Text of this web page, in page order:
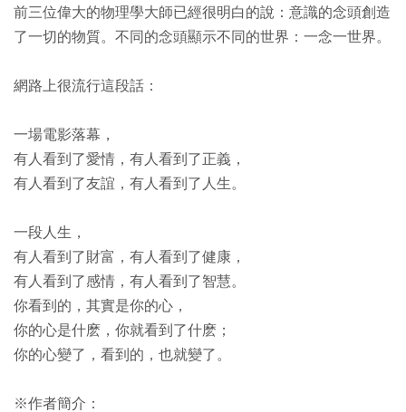
前三位偉大的物理學大師已經很明白的說：意識的念頭創造
了一切的物質。不同的念頭顯示不同的世界：一念一世界。
網路上很流行這段話：
一場電影落幕，
有人看到了愛情，有人看到了正義，
有人看到了友誼，有人看到了人生。
一段人生，
有人看到了財富，有人看到了健康，
有人看到了感情，有人看到了智慧。
你看到的，其實是你的心，
你的心是什麽，你就看到了什麽；
你的心變了，看到的，也就變了。
※作者簡介：